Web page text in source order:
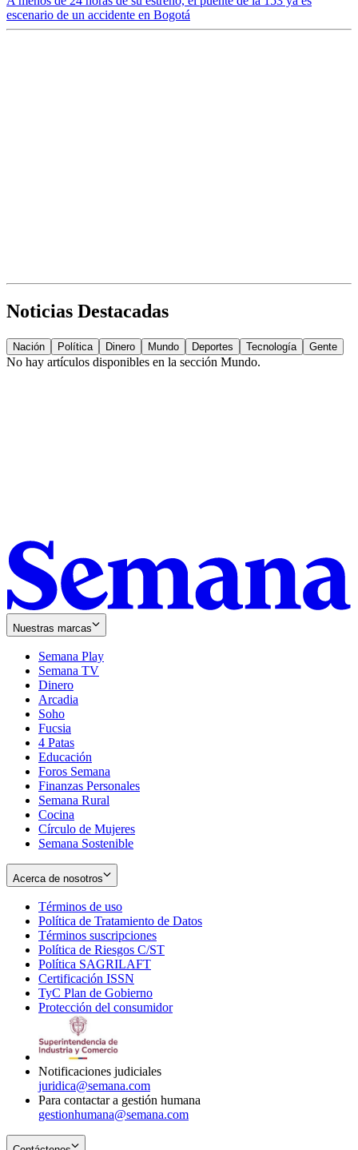
escenario de un accidente en Bogotá
Noticias Destacadas
Nación Política Dinero Mundo Deportes Tecnología Gente
No hay artículos disponibles en la sección Mundo.
Nuestras marcas
Semana Play
Semana TV
Dinero
Arcadia
Soho
in
new
window
Fucsia
in
new
window
4 Patas
Educación
Foros Semana
Finanzas Personales
Semana Rural
Cocina
Círculo de Mujeres
Semana Sostenible
Acerca de nosotros
Términos de uso
in
new
window
Política de Tratamiento de Datos
Términos suscripciones
in
Política de Riesgos C/ST
Política SAGRILAFT
new
window
Certificación ISSN
in
new
TyC Plan de Gobierno
in
Protección del consumidorOpens
Notificaciones judiciales
juridica@semana.com
Para contactar a gestión humana
gestionhumana@semana.com